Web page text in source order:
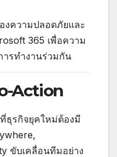
งความปลอดภัยและ
365 เพื่อความ
รทำงานร่วมกัน
Action
ธุรกิจยุคใหม่ต้องมี
ขับเคลื่อนทีมอย่าง